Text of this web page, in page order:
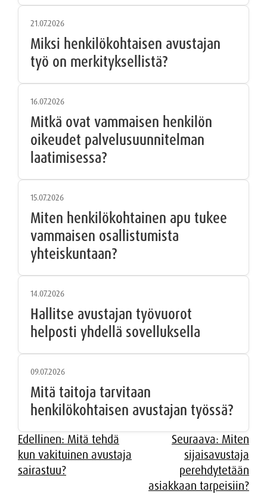
21.07.2026
Miksi henkilökohtaisen avustajan
työ on merkityksellistä?
16.07.2026
Mitkä ovat vammaisen henkilön
oikeudet palvelusuunnitelman
laatimisessa?
15.07.2026
Miten henkilökohtainen apu tukee
vammaisen osallistumista
yhteiskuntaan?
14.07.2026
Hallitse avustajan työvuorot
helposti yhdellä sovelluksella
09.07.2026
Mitä taitoja tarvitaan
henkilökohtaisen avustajan työssä?
Artikkelien
selaus
Edellinen: Mitä tehdä
kun vakituinen avustaja
sairastuu?
Seuraava: Miten
sijaisavustaja
perehdytetään
asiakkaan tarpeisiin?